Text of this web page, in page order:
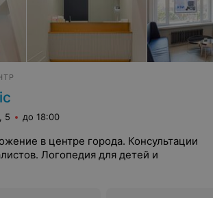
5 до 18:00
в центре города. Консультации
Логопедия для детей и